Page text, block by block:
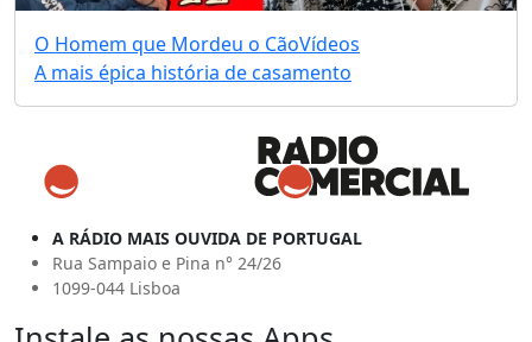
O Homem que Mordeu o CãoVídeos
A mais épica história de casamento
A RÁDIO MAIS OUVIDA DE PORTUGAL
Rua Sampaio e Pina n° 24/26
1099-044 Lisboa